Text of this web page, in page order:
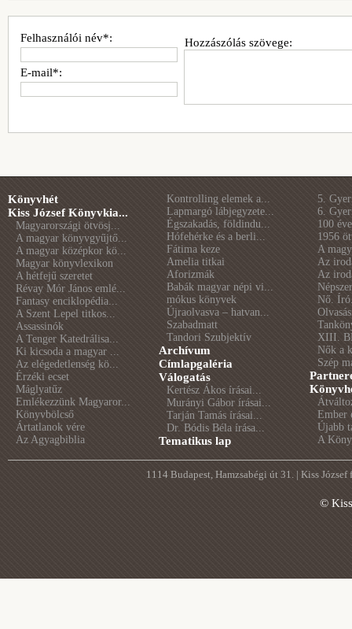
Hozzászólás szövege:
Felhasználói név*:
E-mail*:
Könyvhét
Kiss József Könyvkia...
Magyarországi ötvösj...
A magyar könyvgyűjtő...
A magyar középkor kö...
Magyar könyvlexikon
A hétfejű szeretet
Révay Mór János emlé...
Fantasy enciklopédia...
A Szent Lepel titkos...
Assassinók
A Tenger Katedrálisa...
Ki kicsoda a magyar ...
Az elégedetlenség kö...
Érzéki ecset
Máglyatűz
Emlékezzünk Magyaror...
Könyvbölcső
Ártatlanok vére
Az Agyagbiblia
Kontrolling elemek a...
Lapmargó lábjegyzete...
Égszakadás, földindu...
Hófehérke és a berli...
Fátima keze
Amelia titkai
Aforizmák
Babák magyar népi vi...
mókus könyvek
Újraolvasva – hatvan...
Szabadmatt
Tandori Szubjektív
Archívum
Címlapgaléria
Válogatás
Kertész Ákos írásai...
Murányi Gábor írásai...
Tarján Tamás írásai...
Dr. Bódis Béla írása...
Tematikus lap
5.
6.
100
1956
A
Az
Az
Nő.
XIII.
Nők a
Szép
Ember
Újabb
A
1114 Budapest, Hamzsabégi út 31. | Kiss
©